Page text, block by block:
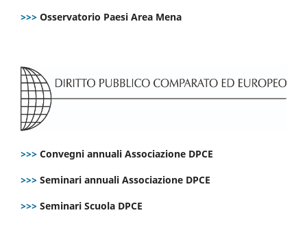
>>> Osservatorio Paesi Area Mena
>>> Convegni annuali Associazione DPCE
>>> Seminari annuali Associazione DPCE
>>> Seminari Scuola DPCE